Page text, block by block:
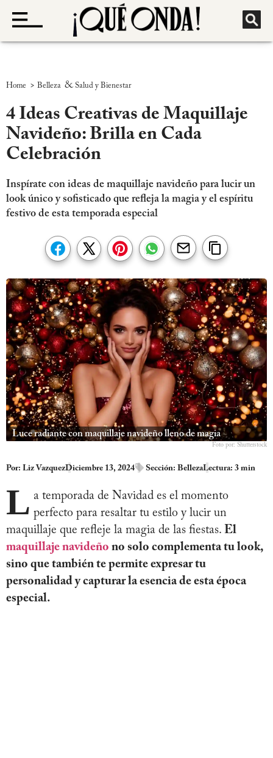
Home > Belleza & Salud y Bienestar
4 Ideas Creativas de Maquillaje
Navideño: Brilla en Cada
Celebración
Inspírate con ideas de maquillaje navideño para lucir un
look único y sofisticado que refleja la magia y el espíritu
festivo de esta temporada especial
Luce radiante con maquillaje navideño lleno de magia
Foto por: Shutterstock
Por: Liz VazquezDiciembre 13, 2024 Sección: BellezaLectura: 3 min
L a temporada de Navidad es el momento
perfecto para resaltar tu estilo y lucir un
maquillaje que refleje la magia de las fiestas. El
maquillaje navideño no solo complementa tu look,
sino que también te permite expresar tu
personalidad y capturar la esencia de esta época
especial.